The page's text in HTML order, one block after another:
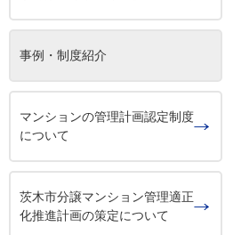
事例・制度紹介
マンションの管理計画認定制度
について
茨木市分譲マンション管理適正
化推進計画の策定について